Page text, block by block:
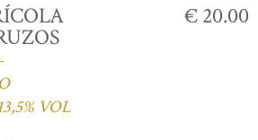
VOL
€ 20.00